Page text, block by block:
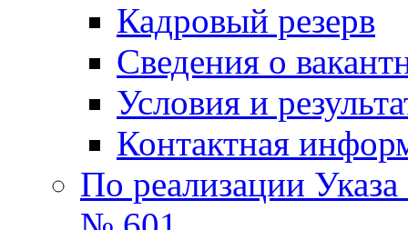
Кадровый резерв
Сведения о
Условия и
Контактная
По реализации